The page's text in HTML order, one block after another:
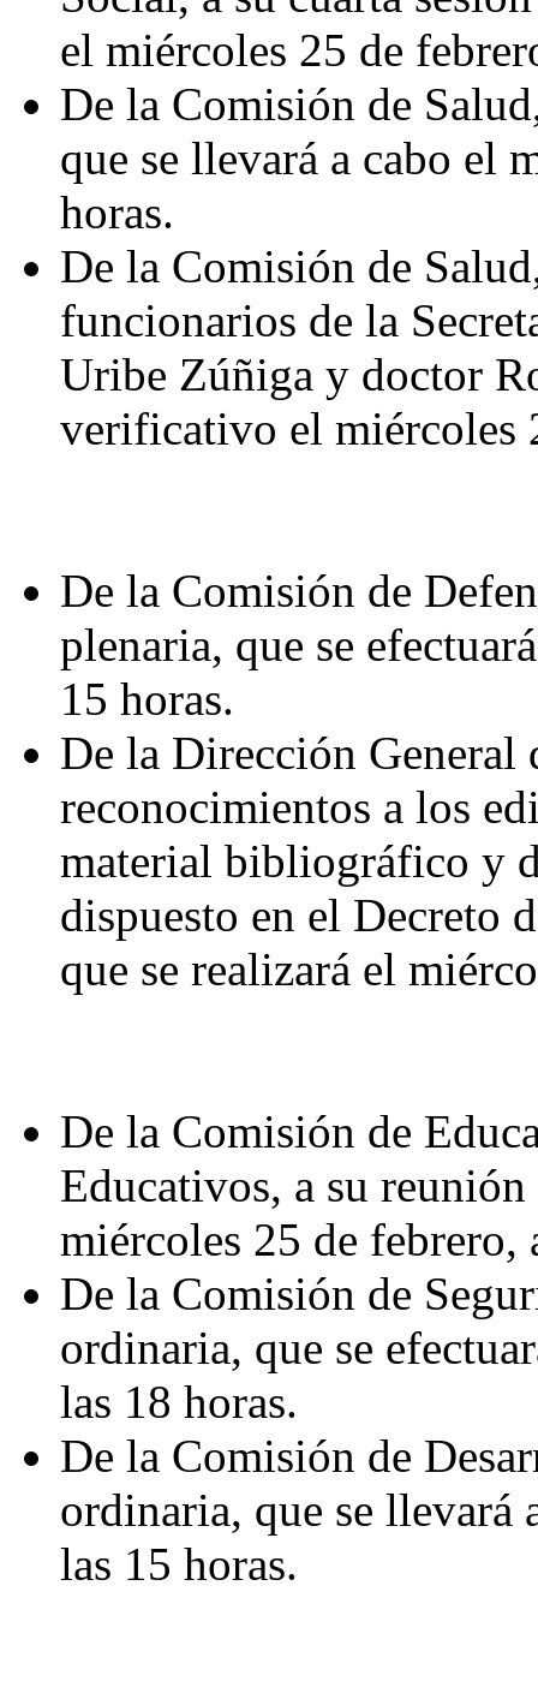
el miércoles 25 de
De la Comisión de
que se llevará a cabo el
horas.
De la Comisión de
funcionarios de la
Uribe Zúñiga y doctor
verificativo el miércoles
De la Comisión de
plenaria, que se
15 horas.
De la Dirección General
reconocimientos a los
material bibliográfico y
dispuesto en el Decreto
que se realizará el
De la Comisión de
Educativos, a su
miércoles 25 de febrero,
De la Comisión de
ordinaria, que se
las 18 horas.
De la Comisión de
ordinaria, que se llevará
las 15 horas.